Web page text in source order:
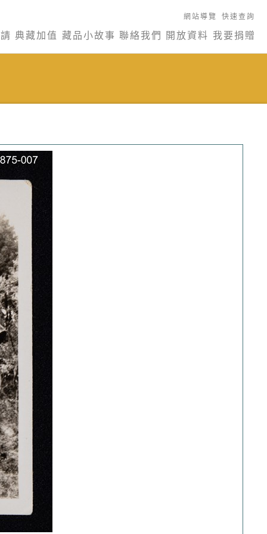
網站導覽 快速查詢
典藏加值 藏品小故事 聯絡我們 開放資料 我要捐贈